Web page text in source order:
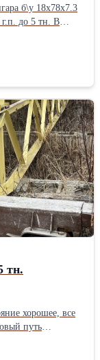
б\у 18х78х7.3
до 5 тн. В
5 тн. в коньке -
мм. Нижний
спаренный
тн.
хорошее, все
000 р\тн.